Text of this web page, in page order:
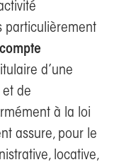
particulièrement
d’une
de
à la loi
assure, pour le
locative,